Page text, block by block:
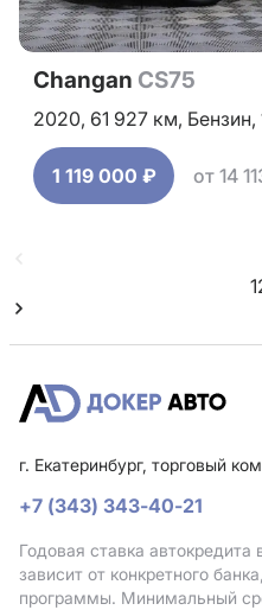
Changan CS75
2020, 61 927 км, Бензин,
1 119 000 ₽ от 14
1
г. Екатеринбург, торговый
+7 (343) 343-40-21
Годовая ставка автокредита
зависит от конкретного
программы. Минимальный